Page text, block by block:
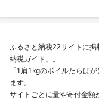
ふるさと納税22サイトに
納税ガイド」。
「1肩1kgのボイルたらば
ます。
サイトごとに量や寄付金額